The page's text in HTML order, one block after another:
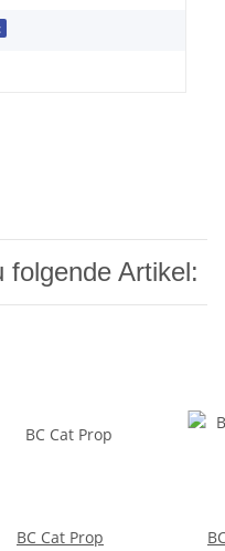
folgende Artikel:
BC Cat Prop